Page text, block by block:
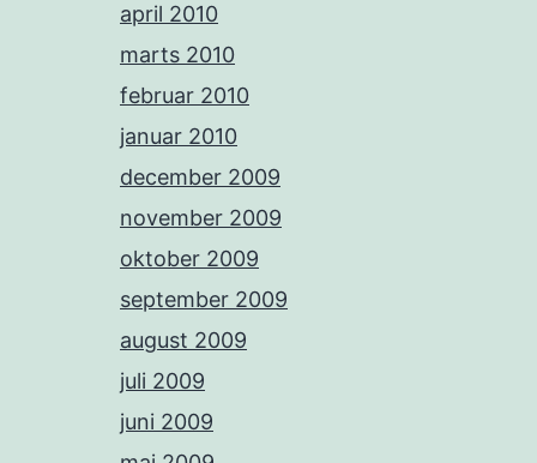
april 2010
marts 2010
februar 2010
januar 2010
december 2009
november 2009
oktober 2009
september 2009
august 2009
juli 2009
juni 2009